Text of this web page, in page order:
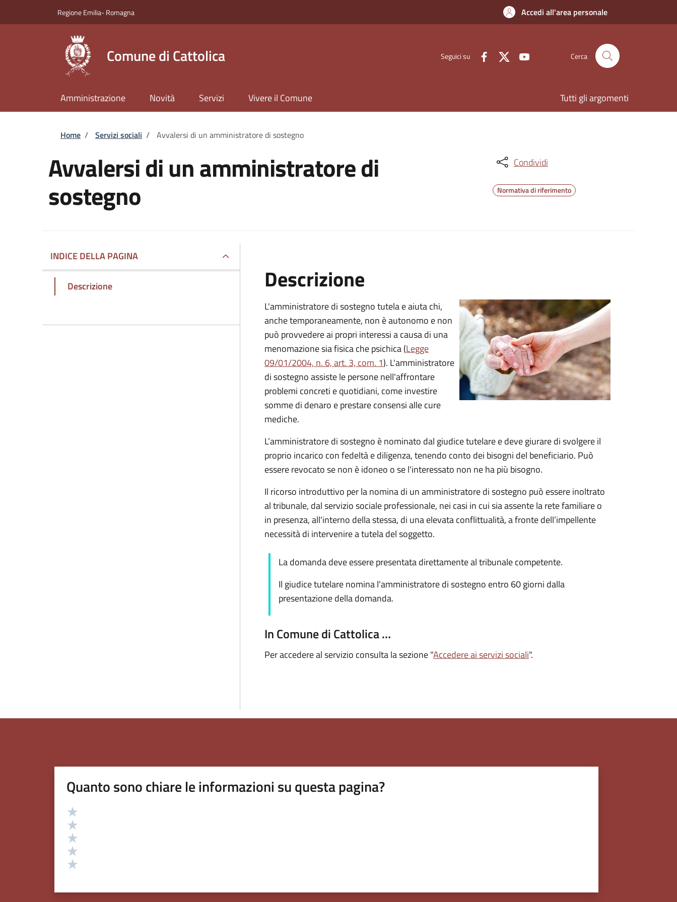
Regione Emilia- Romagna Accedi all'area personale
Comune di Cattolica Seguici su Cerca
Amministrazione Novità Servizi Vivere il Comune Tutti gli argomenti
Briciole di pane
Home / Servizi sociali / Avvalersi di un amministratore di sostegno
Avvalersi di un amministratore di
sostegno
Condividi
Normativa di riferimento
INDICE DELLA PAGINA
Descrizione Descrizione
L'amministratore di sostegno tutela e aiuta chi,
anche temporaneamente, non è autonomo e non
può provvedere ai propri interessi a causa di una
menomazione sia fisica che psichica (Legge
09/01/2004, n. 6, art. 3, com. 1). L'amministratore
di sostegno assiste le persone nell'affrontare
problemi concreti e quotidiani, come investire
somme di denaro e prestare consensi alle cure
mediche.
L’amministratore di sostegno è nominato dal giudice tutelare e deve giurare di svolgere il
proprio incarico con fedeltà e diligenza, tenendo conto dei bisogni del beneficiario. Può
essere revocato se non è idoneo o se l'interessato non ne ha più bisogno.
Il ricorso introduttivo per la nomina di un amministratore di sostegno può essere inoltrato
al tribunale, dal servizio sociale professionale, nei casi in cui sia assente la rete familiare o
in presenza, all'interno della stessa, di una elevata conflittualità, a fronte dell’impellente
necessità di intervenire a tutela del soggetto.
La domanda deve essere presentata direttamente al tribunale competente.
Il giudice tutelare nomina l'amministratore di sostegno entro 60 giorni dalla
presentazione della domanda.
In Comune di Cattolica …
Per accedere al servizio consulta la sezione "Accedere ai servizi sociali".
Quanto sono chiare le informazioni su questa pagina?
Valutazione